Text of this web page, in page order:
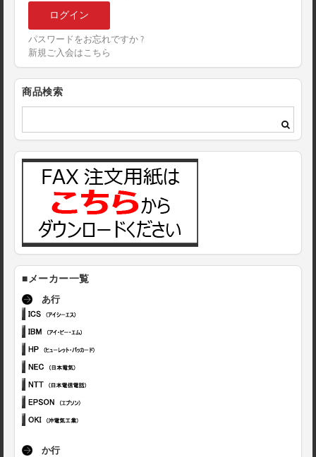
パスワードをお忘れですか ?
新規ご入会はこちら
商品検索
■メーカー一覧
あ行
か行